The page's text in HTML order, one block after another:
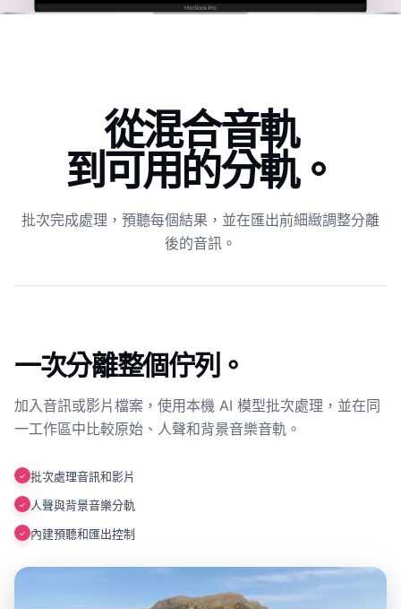
從混合音軌
到可用的分軌。
批次完成處理，預聽每個結果，並在匯出前細緻調整分離
後的音訊。
一次分離整個佇列。
加入音訊或影片檔案，使用本機 AI 模型批次處理，並在同
一工作區中比較原始、人聲和背景音樂音軌。
✓ 批次處理音訊和影片
✓ 人聲與背景音樂分軌
✓ 內建預聽和匯出控制